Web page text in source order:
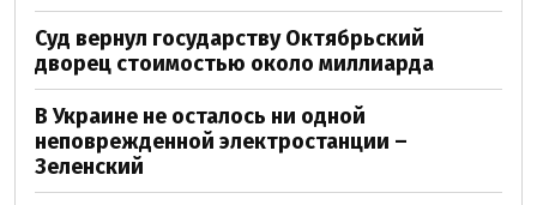
Суд вернул государству Октябрьский
дворец стоимостью около миллиарда
В Украине не осталось ни одной
неповрежденной электростанции –
Зеленский